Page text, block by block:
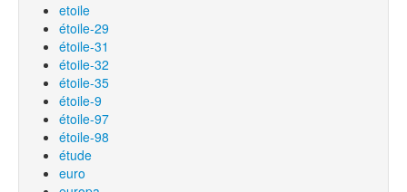
etoile
étoile-29
étoile-31
étoile-32
étoile-35
étoile-9
étoile-97
étoile-98
étude
euro